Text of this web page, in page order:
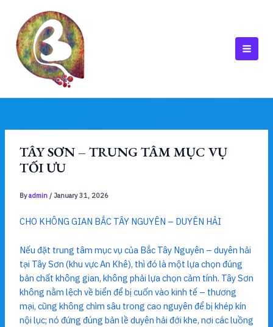
content
TÂY SƠN – TRUNG TÂM MỤC VỤ
TỐI ƯU
Byadmin / January 31, 2026
CHO KHÔNG GIAN BẮC TÂY NGUYÊN – DUYÊN HẢI
Nếu đặt trung tâm mục vụ của Bắc Tây Nguyên – duyên hải
tại Tây Sơn (khu vực An Khê), thì đó là một lựa chọn đúng
bản chất không gian, không phải lựa chọn cảm tính. Tây Sơn
không nằm lệch về biển để bị cuốn vào kinh tế – thương
mại, cũng không chìm sâu trong cao nguyên để bị khép kín
nội lục; nó đứng đúng bản lề duyên hải đới khe, nơi các luồng